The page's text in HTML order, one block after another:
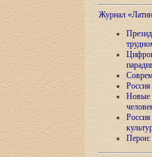
Журнал
Новые
Перон: